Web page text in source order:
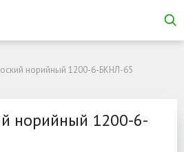
6-БКНЛ-65норийный 1200-6-БКНЛ-65
норийный 1200-6-